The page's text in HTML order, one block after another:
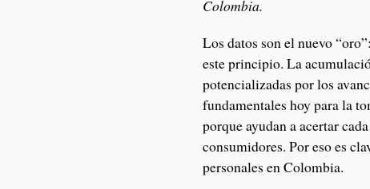
Colombia.
Los datos son el nuevo
este principio. La
potencializadas por los
fundamentales hoy para la
porque ayudan a acertar
consumidores. Por eso es
personales en Colombia.